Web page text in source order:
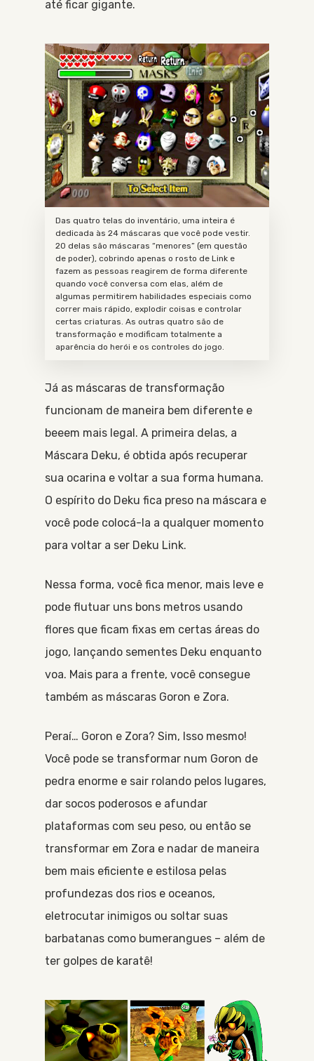
até ficar gigante.
Das quatro telas do inventário, uma inteira é
dedicada às 24 máscaras que você pode vestir.
20 delas são máscaras “menores” (em questão
de poder), cobrindo apenas o rosto de Link e
fazem as pessoas reagirem de forma diferente
quando você conversa com elas, além de
algumas permitirem habilidades especiais como
correr mais rápido, explodir coisas e controlar
certas criaturas. As outras quatro são de
transformação e modificam totalmente a
aparência do herói e os controles do jogo.
Já as máscaras de transformação
funcionam de maneira bem diferente e
beeem mais legal. A primeira delas, a
Máscara Deku, é obtida após recuperar
sua ocarina e voltar a sua forma humana.
O espírito do Deku fica preso na máscara e
você pode colocá-la a qualquer momento
para voltar a ser Deku Link.
Nessa forma, você fica menor, mais leve e
pode flutuar uns bons metros usando
flores que ficam fixas em certas áreas do
jogo, lançando sementes Deku enquanto
voa. Mais para a frente, você consegue
também as máscaras Goron e Zora.
Peraí… Goron e Zora? Sim, Isso mesmo!
Você pode se transformar num Goron de
pedra enorme e sair rolando pelos lugares,
dar socos poderosos e afundar
plataformas com seu peso, ou então se
transformar em Zora e nadar de maneira
bem mais eficiente e estilosa pelas
profundezas dos rios e oceanos,
eletrocutar inimigos ou soltar suas
barbatanas como bumerangues – além de
ter golpes de karatê!